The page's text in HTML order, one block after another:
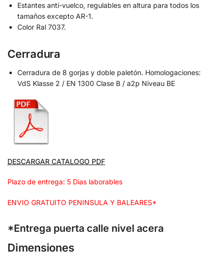
Estantes anti-vuelco, regulables en altura para todos los
tamaños excepto AR-1.
Color Ral 7037.
Cerradura
Cerradura de 8 gorjas y doble paletón. Homologaciones:
VdS Klasse 2 / EN 1300 Clase B / a2p Niveau BE
DESCARGAR CATALOGO PDF
Plazo de entrega: 5 Dias laborables
ENVIO GRATUITO PENINSULA Y BALEARES*
*Entrega puerta calle nivel acera
Dimensiones